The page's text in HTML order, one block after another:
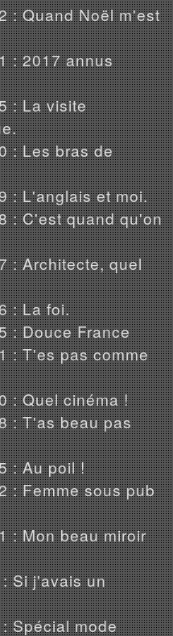
: Quand Noël m'est
: 2017 annus
: La visite
: Les bras de
: L'anglais et moi.
: C'est quand qu'on
: Architecte, quel
: La foi.
: Douce France
: T'es pas comme
: Quel cinéma !
: T'as beau pas
: Au poil !
: Femme sous pub
: Mon beau miroir
Si j'avais un
Spécial mode